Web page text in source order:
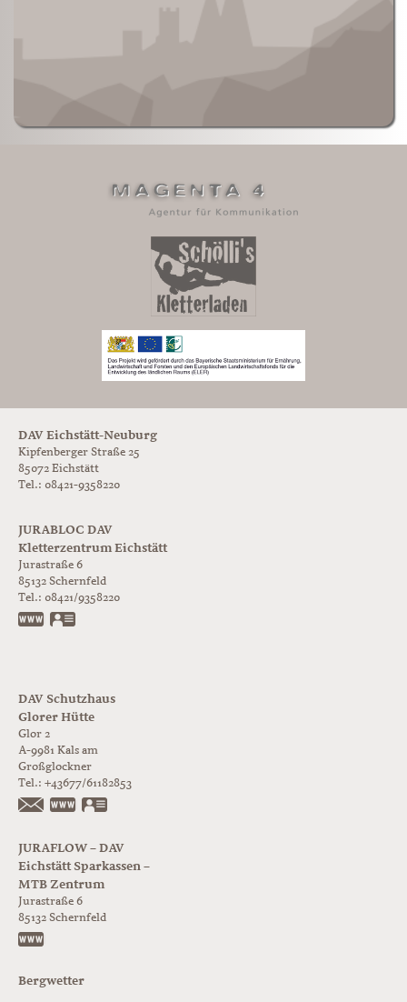
DAV Eichstätt-Neuburg
Kipfenberger Straße 25
85072 Eichstätt
Tel.: 08421-9358220
JURABLOC DAV
Kletterzentrum Eichstätt
Jurastraße 6
85132 Schernfeld
Tel.: 08421/9358220
www.jurabloc.de
DAV Schutzhaus
Glorer Hütte
Glor 2
A-9981 Kals am
Großglockner
Tel.: +43677/61182853
https://www.glorer-huette.at/
JURAFLOW – DAV
Eichstätt Sparkassen –
MTB Zentrum
Jurastraße 6
85132 Schernfeld
Bergwetter